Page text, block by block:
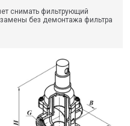
снимать фильтрующий
без демонтажа фильтра